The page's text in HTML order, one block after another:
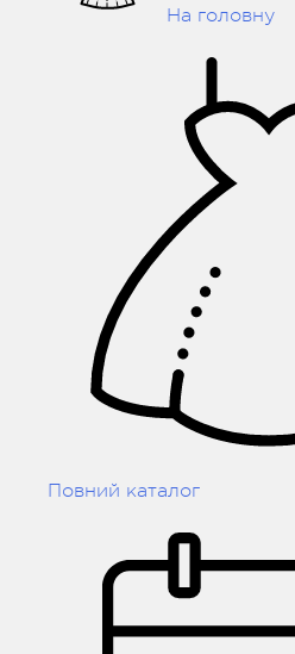
На головну
Повний каталог